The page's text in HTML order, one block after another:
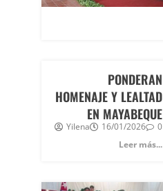
PONDERAN
HOMENAJE Y LEALTAD
EN MAYABEQUE
Yilena 16/01/2026
0
Leer más...